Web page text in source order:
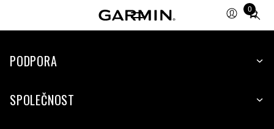
0
Total
items
cart:
PODPORA
SPOLEČNOST